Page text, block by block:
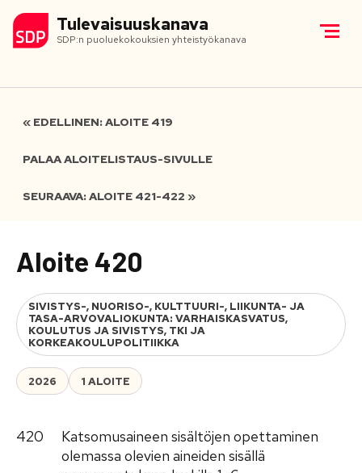
Tulevaisuuskanava
SDP:n puoluekokouksien yhteistyökanava
« EDELLINEN: ALOITE 419
PALAA ALOITELISTAUS-SIVULLE
SEURAAVA: ALOITE 421-422 »
Aloite 420
SIVISTYS-, NUORISO-, KULTTUURI-, LIIKUNTA- JA
TASA-ARVOVALIOKUNTA: VARHAISKASVATUS,
KOULUTUS JA SIVISTYS, TKI JA
KORKEAKOULUPOLITIIKKA
2026 1 ALOITE
420
Katsomusaineen sisältöjen opettaminen
olemassa olevien aineiden sisällä